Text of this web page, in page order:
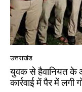
उत्तराखंड
युवक से हैवानियत के
कार्रवाई में पैर में लगी